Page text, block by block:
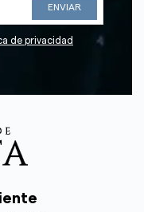
de privacidad